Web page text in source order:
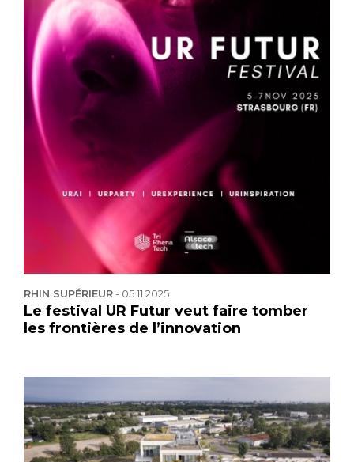
RHIN SUPÉRIEUR- 05.11.2025
Le festival UR Futur veut faire tomber
les frontières de l’innovation